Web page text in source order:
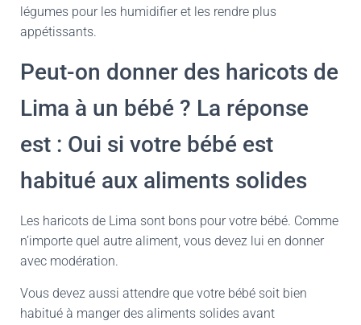
légumes pour les humidifier et les rendre plus
appétissants.
Peut-on donner des haricots de
Lima à un bébé ? La réponse
est : Oui si votre bébé est
habitué aux aliments solides
Les haricots de Lima sont bons pour votre bébé. Comme
n’importe quel autre aliment, vous devez lui en donner
avec modération.
Vous devez aussi attendre que votre bébé soit bien
habitué à manger des aliments solides avant